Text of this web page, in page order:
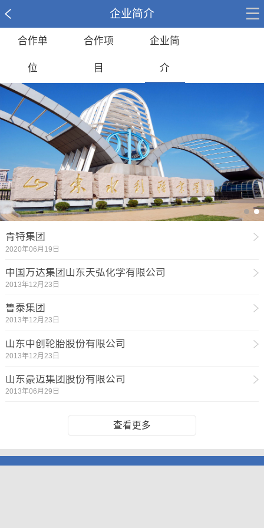
企业简介
合作单
位
合作项
目
企业简
介
青特集团
2020年06月19日
中国万达集团山东天弘化学有限公司
2013年12月23日
鲁泰集团
2013年12月23日
山东中创轮胎股份有限公司
2013年12月23日
山东豪迈集团股份有限公司
2013年06月29日
查看更多